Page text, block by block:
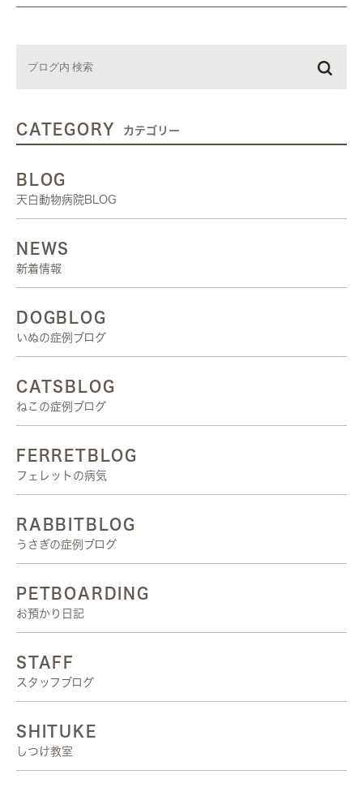
CATEGORY カテゴリー
BLOG
天白動物病院BLOG
NEWS
新着情報
DOGBLOG
いぬの症例ブログ
CATSBLOG
ねこの症例ブログ
FERRETBLOG
フェレットの病気
RABBITBLOG
うさぎの症例ブログ
PETBOARDING
お預かり日記
STAFF
スタッフブログ
SHITUKE
しつけ教室